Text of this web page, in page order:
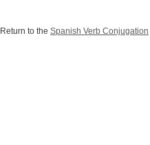
Return to the Spanish Verb Conjugation